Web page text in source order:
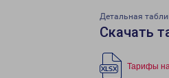
Детальная
Скачать
Тарифы на